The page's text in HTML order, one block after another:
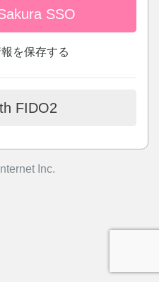
SSO
を保存する
FIDO2
Inc.